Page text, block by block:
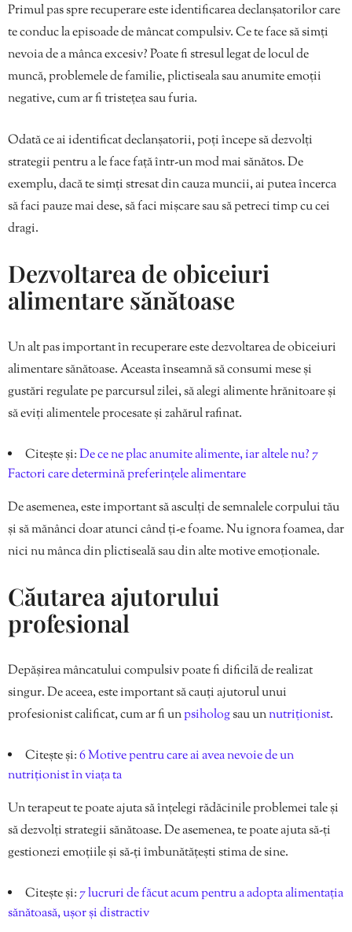
Primul pas spre recuperare este identificarea declanșatorilor care
te conduc la episoade de mâncat compulsiv. Ce te face să simți
nevoia de a mânca excesiv? Poate fi stresul legat de locul de
muncă, problemele de familie, plictiseala sau anumite emoții
negative, cum ar fi tristețea sau furia.
Odată ce ai identificat declanșatorii, poți începe să dezvolți
strategii pentru a le face față într-un mod mai sănătos. De
exemplu, dacă te simți stresat din cauza muncii, ai putea încerca
să faci pauze mai dese, să faci mișcare sau să petreci timp cu cei
dragi.
Dezvoltarea de obiceiuri
alimentare sănătoase
Un alt pas important în recuperare este dezvoltarea de obiceiuri
alimentare sănătoase. Aceasta înseamnă să consumi mese și
gustări regulate pe parcursul zilei, să alegi alimente hrănitoare și
să eviți alimentele procesate și zahărul rafinat.
Citește și:De ce ne plac anumite alimente, iar altele nu? 7
Factori care determină preferințele alimentare
De asemenea, este important să asculți de semnalele corpului tău
și să mănânci doar atunci când ți-e foame. Nu ignora foamea, dar
nici nu mânca din plictiseală sau din alte motive emoționale.
Căutarea ajutorului
profesional
Depășirea mâncatului compulsiv poate fi dificilă de realizat
singur. De aceea, este important să cauți ajutorul unui
profesionist calificat, cum ar fi unpsihologsau unnutriționist.
Citește și:6 Motive pentru care ai avea nevoie de un
nutriționist în viața ta
Un terapeut te poate ajuta să înțelegi rădăcinile problemei tale și
să dezvolți strategii sănătoase. De asemenea, te poate ajuta să-ți
gestionezi emoțiile și să-ți îmbunătățești stima de sine.
Citește și: 7 lucruri de făcut acum pentru a adopta alimentația
sănătoasă, ușor și distractiv